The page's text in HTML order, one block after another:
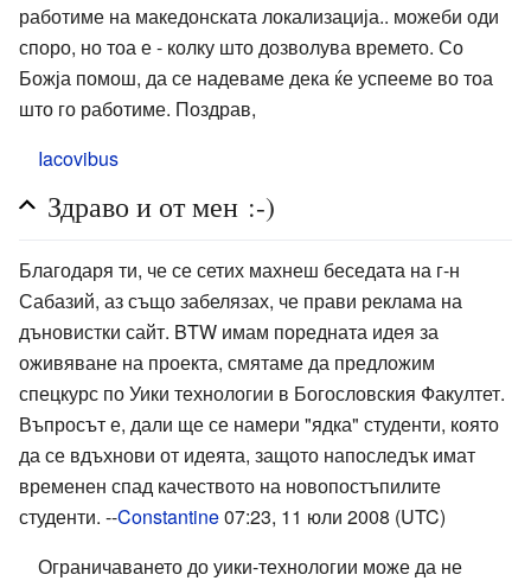
работиме на македонската локализација.. можеби оди
споро, но тоа е - колку што дозволува времето. Со
Божја помош, да се надеваме дека ќе успееме во тоа
што го работиме. Поздрав,
Iacovibus
Здраво и от мен :-)
Благодаря ти, че се сетих махнеш беседата на г-н
Сабазий, аз също забелязах, че прави реклама на
дъновистки сайт. BTW имам поредната идея за
оживяване на проекта, смятаме да предложим
спецкурс по Уики технологии в Богословския Факултет.
Въпросът е, дали ще се намери "ядка" студенти, която
да се вдъхнови от идеята, защото напоследък имат
временен спад качеството на новопостъпилите
студенти. --Constantine07:23, 11 юли 2008 (UTC)
Ограничаването до уики-технологии може да не